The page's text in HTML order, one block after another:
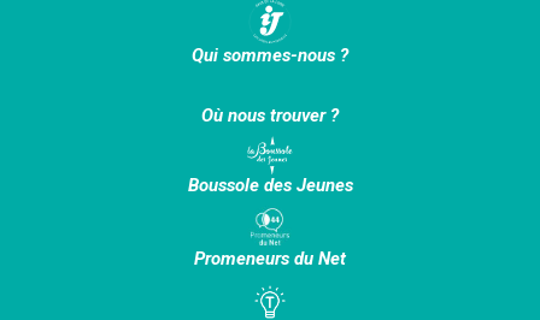
Qui sommes-nous ?
Où nous trouver ?
Boussole des Jeunes
Promeneurs du Net